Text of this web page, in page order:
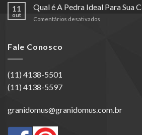
a
11
out
Qual é A Pedra Ideal Para Sua
Comentários desativados
Fale Conosco
(11) 4138-5501
(11) 4138-5597
granidomus@granidomus.com.br